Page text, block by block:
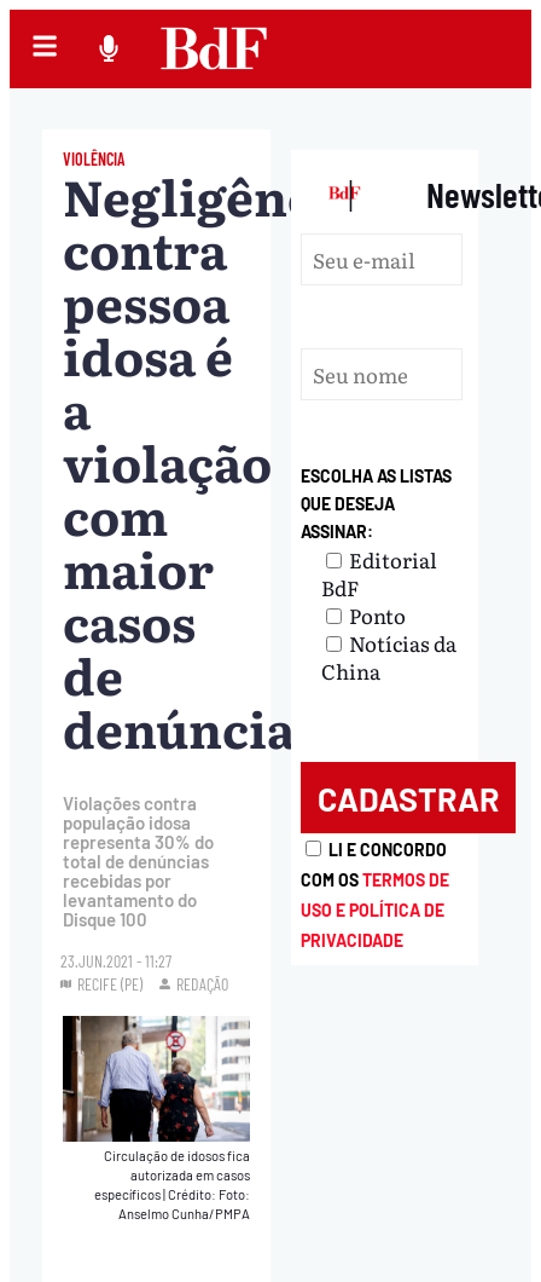
VIOLÊNCIA
Negligência
contra
pessoa
idosa é
a
violação
com
maior
casos
de
denúncias
Violações contra
população idosa
representa 30% do
total de denúncias
recebidas por
levantamento do
Disque 100
23.JUN.2021 - 11:27
RECIFE (PE)
REDAÇÃO
Circulação de idosos fica
autorizada em casos
específicos|Crédito: Foto:
Anselmo Cunha/PMPA
|
ESCOLHA AS LISTAS
QUE DESEJA
ASSINAR:
Editorial
BdF
Ponto
Notícias da
China
LI E CONCORDO
COM OSTERMOS DE
USO E POLÍTICA DE
PRIVACIDADE